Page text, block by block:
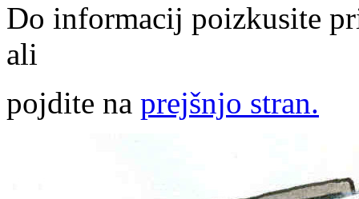
Do informacij poizkusite
ali
pojdite na prejšnjo stran.